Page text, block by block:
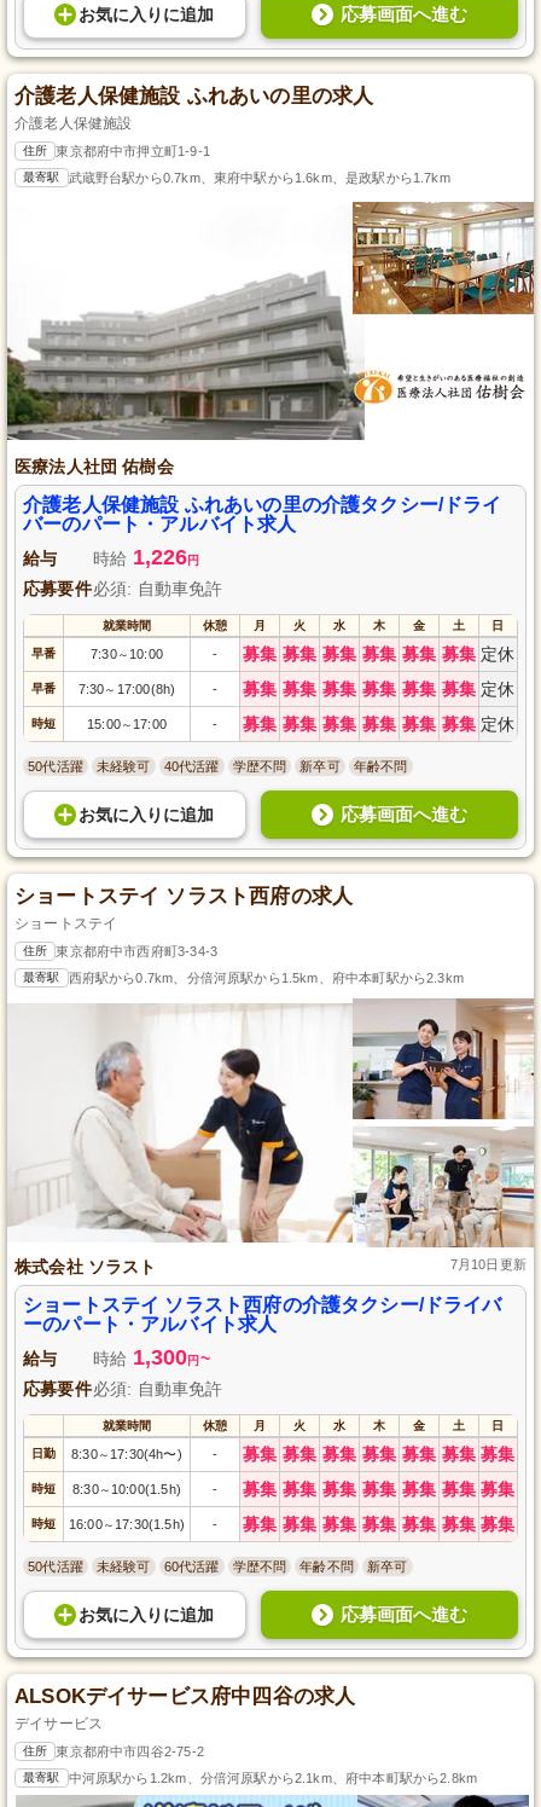
お気に入り に追加 応募画面へ進む
介護老人保健施設 ふれあいの里の求人
介護老人保健施設
住所 東京都府中市押立町1-9-1
最寄駅 武蔵野台駅から0.7km、東府中駅から1.6km、是政駅から1.7km
医療法人社団 佑樹会
介護老人保健施設 ふれあいの里の介護タクシー/ドライ
バーのパート・アルバイト求人
給与 時給 1,226円
応募要件必須: 自動車免許
就業時間 休憩 月 火 水 木 金 土 日
早番 7:30～ 10:00 - 募集 募集 募集 募集 募集 募集 定休
早番 7:30～ 17:00(8h) - 募集 募集 募集 募集 募集 募集 定休
時短 15:00～ 17:00 - 募集 募集 募集 募集 募集 募集 定休
50代活躍 未経験可 40代活躍 学歴不問 新卒可 年齢不問
お気に入り に追加 応募画面へ進む
ショートステイ ソラスト西府の求人
ショートステイ
住所 東京都府中市西府町3-34-3
最寄駅 西府駅から0.7km、分倍河原駅から1.5km、府中本町駅から2.3km
株式会社 ソラスト 7月10日更新
ショートステイ ソラスト西府の介護タクシー/ドライバ
ーのパート・アルバイト求人
給与 時給 1,300円 ~
応募要件必須: 自動車免許
就業時間 休憩 月 火 水 木 金 土 日
日勤 8:30～ 17:30(4h〜) - 募集 募集 募集 募集 募集 募集 募集
時短 8:30～ 10:00(1.5h) - 募集 募集 募集 募集 募集 募集 募集
時短 16:00～ 17:30(1.5h) - 募集 募集 募集 募集 募集 募集 募集
50代活躍 未経験可 60代活躍 学歴不問 年齢不問 新卒可
お気に入り に追加 応募画面へ進む
ALSOKデイサービス府中四谷の求人
デイサービス
住所 東京都府中市四谷2-75-2
最寄駅 中河原駅から1.2km、分倍河原駅から2.1km、府中本町駅から2.8km